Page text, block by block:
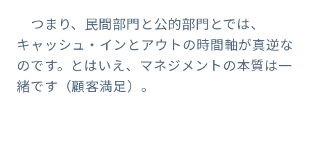
つまり、民間部門と公的部門とでは、
キャッシュ・インとアウトの時間軸が真逆な
のです。とはいえ、マネジメントの本質は一
緒です（顧客満足）。